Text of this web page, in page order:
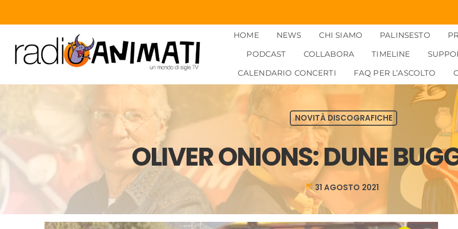
HOME NEWS CHI SIAMO PALINSESTO
PODCAST
COLLABORA TIMELINE
CALENDARIO CONCERTI
FAQ PER L’ASCOLTO
NOVITÀ DISCOGRAFICHE
OLIVER ONIONS: DUNE
today 31 AGOSTO 2021